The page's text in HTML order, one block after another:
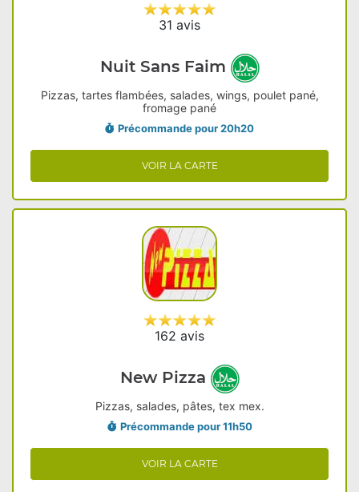
31 avis
Nuit Sans Faim
Pizzas, tartes flambées, salades, wings, poulet pané,
fromage pané
Précommande pour 20h20
VOIR LA CARTE
162 avis
New Pizza
Pizzas, salades, pâtes, tex mex.
Précommande pour 11h50
VOIR LA CARTE